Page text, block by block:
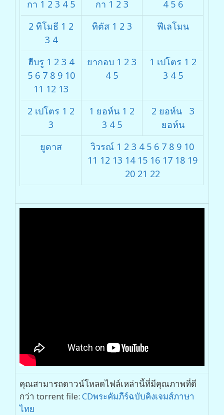
กา 1 2 3 4 5
กา 1 2 3
4 5 6
2 ทิโมธี 1 2
3 4
ทิตัส 1 2 3 ฟีเลโมน
ฮีบรู 1 2 3 4
5 6 7 8 9 10
11 12 13
ยากอบ 1 2 3
4 5
1 เปโตร 1 2
3 4 5
2 เปโตร 1 2
3
1 ยอห์น 1 2
3 4 5
2 ยอห์น
3
ยอห์น
ยูดาส
วิวรณ์ 1 2 3 4 5 6 7 8 9 10
11 12 13 14 15 16 17 18 19
20 21 22
คุณสามารถดาวน์โหลดไฟล์เหล่านี้ที่มีคุณภาพที่ดี
กว่า torrent file: CDพระคัมภีร์ฉบับคิงเจมส์ภาษา
ไทย